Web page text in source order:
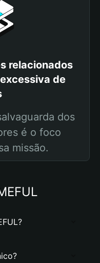
relacionados
de
dos
é o foco
missão.